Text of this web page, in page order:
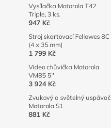
Vysílačka Motorola T42
Triple, 3 ks,
947 Kč
Stroj skartovací Fellowes 8C
(4 x 35 mm)
1 799 Kč
Video chůvička Motorola
VM85 5''
3 924 Kč
Zvukový a světelný uspávač
Motorola S1
881 Kč